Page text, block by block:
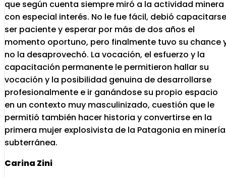
que según cuenta siempre miró a la actividad minera
con especial interés. No le fue fácil, debió
ser paciente y esperar por más de dos años el
momento oportuno, pero finalmente tuvo su chance
no la desaprovechó. La vocación, el esfuerzo y la
capacitación permanente le permitieron hallar su
vocación y la posibilidad genuina de desarrollarse
profesionalmente e ir ganándose su propio espacio
en un contexto muy masculinizado, cuestión que le
permitió también hacer historia y convertirse en la
primera mujer explosivista de la Patagonia en minería
subterránea.
Carina Zini